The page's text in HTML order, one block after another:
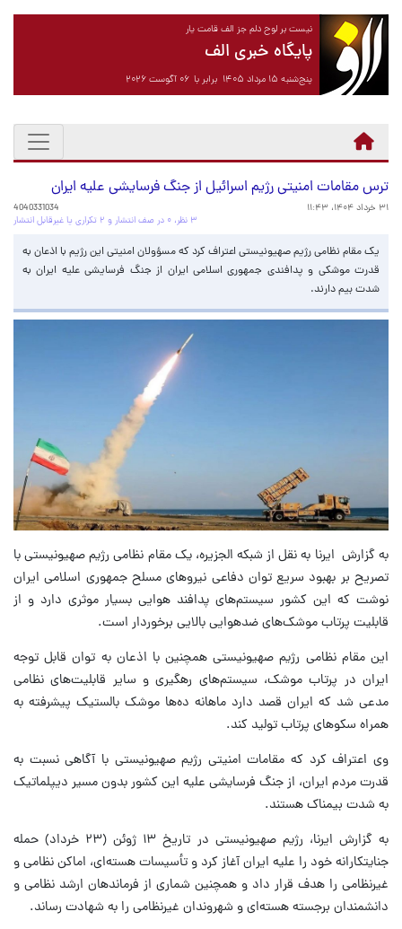
نیست بر لوح دلم جز الف قامت یار
پایگاه خبری الف
پنج‌شنبه ۱۵ مرداد ۱۴۰۵ برابر با ۰۶ آگوست ۲۰۲۶
ترس مقامات امنیتی رژیم اسرائیل از جنگ فرسایشی علیه ایران
۳۱ خرداد ۱۴۰۴، ۱۱:۴۳
4040331034
۳ نظر، ۰ در صف انتشار و ۲ تکراری یا غیرقابل انتشار
یک مقام نظامی رژیم صهیونیستی اعتراف کرد که مسؤولان امنیتی این رژیم با اذعان به
قدرت موشکی و پدافندی جمهوری اسلامی ایران از جنگ فرسایشی علیه ایران به
شدت بیم دارند.
به گزارش ایرنا به نقل از شبکه الجزیره، یک مقام نظامی رژیم صهیونیستی با
تصریح بر بهبود سریع توان دفاعی نیروهای مسلح جمهوری اسلامی ایران
نوشت که این کشور سیستم‌های پدافند هوایی بسیار موثری دارد و از
قابلیت پرتاب موشک‌های ضدهوایی بالایی برخوردار است.
این مقام نظامی رژیم صهیونیستی همچنین با اذعان به توان قابل توجه
ایران در پرتاب موشک، سیستم‌های رهگیری و سایر قابلیت‌های نظامی
مدعی شد که ایران قصد دارد ماهانه ده‌ها موشک بالستیک پیشرفته به
همراه سکوهای پرتاب تولید کند.
وی اعتراف کرد که مقامات امنیتی رژیم صهیونیستی با آگاهی نسبت به
قدرت مردم ایران، از جنگ فرسایشی علیه این کشور بدون مسیر دیپلماتیک
به شدت بیمناک هستند.
به گزارش ایرنا، رژیم صهیونیستی در تاریخ ۱۳ ژوئن (۲۳ خرداد) حمله
جنایتکارانه خود را علیه ایران آغاز کرد و تأسیسات هسته‌ای، اماکن نظامی و
غیرنظامی را هدف قرار داد و همچنین شماری از فرماندهان ارشد نظامی و
دانشمندان برجسته هسته‌ای و شهروندان غیرنظامی را به شهادت رساند.